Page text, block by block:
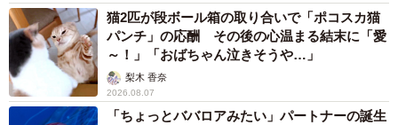
「以前のAさんの行動とは打って変わって、何も処置を施さ
ないまま犬猫を私たちに引き渡すようになったんです。Aさ
ん個人のSNS上には『10頭レスキューしました』『無事全
部解決しました』みたいなことが書かれていて、『また助
けてくれてありがとう！』『すごい！』『イイね！』なん
猫2匹が段ボール箱の取り合いで「ポコスカ猫
パンチ」の応酬 その後の心温まる結末に「愛
～！」「おばちゃん泣きそうや…」
梨木 香奈
2026.08.07
「ちょっとババロアみたい」パートナーの誕生